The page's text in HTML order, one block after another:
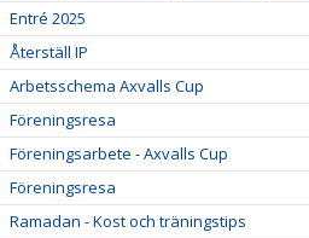
Entré 2025
Återställ IP
Arbetsschema Axvalls Cup
Föreningsresa
Föreningsarbete - Axvalls Cup
Föreningsresa
Ramadan - Kost och träningstips